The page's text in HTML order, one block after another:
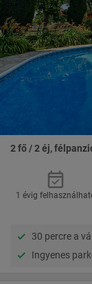
2 fő / 2 éj,
1 évig
30 percre a
Ingyenes